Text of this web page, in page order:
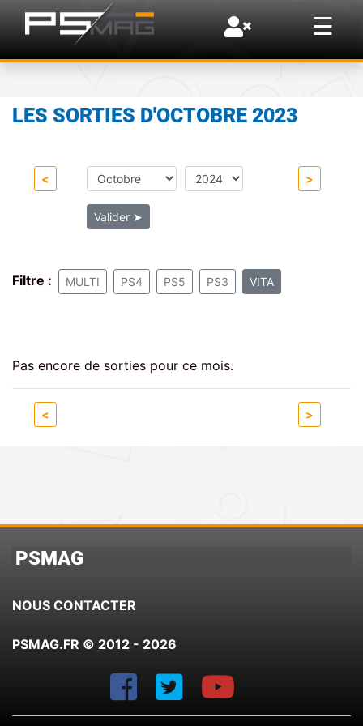
☰
×
LES SORTIES D'OCTOBRE 2023
<
Valider ➤
>
Filtre : MULTI PS4 PS5 PS3 VITA
Pas encore de sorties pour ce mois.
< >
PSMAG
NOUS CONTACTER
PSMAG.FR © 2012 - 2026